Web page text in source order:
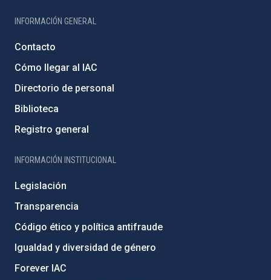
INFORMACIÓN GENERAL
Contacto
Cómo llegar al IAC
Directorio de personal
Biblioteca
Registro general
INFORMACIÓN INSTITUCIONAL
Legislación
Transparencia
Código ético y política antifraude
Igualdad y diversidad de género
Forever IAC